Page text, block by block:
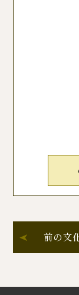
前の文